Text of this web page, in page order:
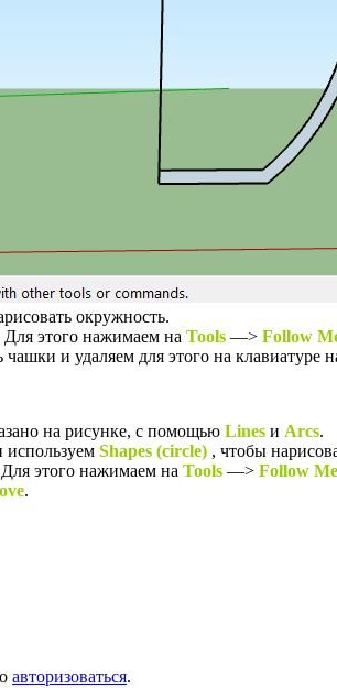
окружность.
этого нажимаем на Tools —> Follow
и удаляем для этого на клавиатуре
на рисунке, с помощью Lines и Arcs.
используем Shapes (сircle) , чтобы
этого нажимаем на Tools —> Follow Me
.
авторизоваться.